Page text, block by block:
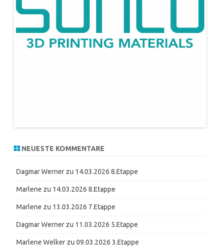
NEUESTE KOMMENTARE
Dagmar Werner zu 14.03.2026 8.Etappe
Marlene zu 14.03.2026 8.Etappe
Marlene zu 13.03.2026 7.Etappe
Dagmar Werner zu 11.03.2026 5.Etappe
Marlene Welker zu 09.03.2026 3.Etappe